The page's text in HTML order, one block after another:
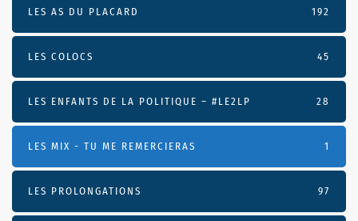
LES AS DU PLACARD 192
LES COLOCS 45
LES ENFANTS DE LA POLITIQUE – #LE2LP 28
LES MIX - TU ME REMERCIERAS 1
LES PROLONGATIONS 97